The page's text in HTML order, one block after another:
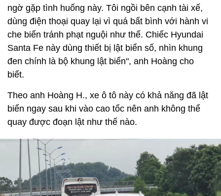
ngờ gặp tình huống này. Tôi ngồi bên cạnh tài xế,
dùng điện thoại quay lại vì quá bất bình với hành vi
che biển tránh phạt nguội như thế. Chiếc Hyundai
Santa Fe này dùng thiết bị lật biển số, nhìn khung
đen chính là bộ khung lật biển", anh Hoàng cho
biết.
Theo anh Hoàng H., xe ô tô này có khả năng đã lật
biển ngay sau khi vào cao tốc nên anh không thể
quay được đoạn lật như thế nào.